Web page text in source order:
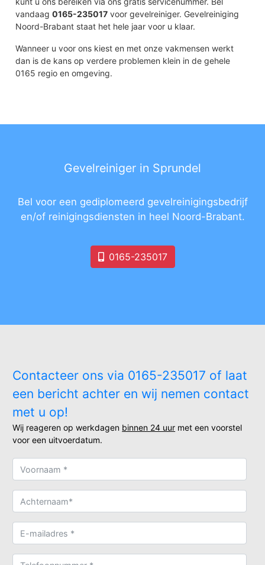
vandaag0165-235017 voor gevelreiniger. Gevelreiniging
Noord-Brabant staat het hele jaar voor u klaar.
Wanneer u voor ons kiest en met onze vakmensen werkt
dan is de kans op verdere problemen klein in de gehele
0165 regio en omgeving.
Gevelreiniger in Sprundel
Bel voor een gediplomeerd gevelreinigingsbedrijf
en/of reinigingsdiensten in heel Noord-Brabant.
0165-235017
Contacteer ons via 0165-235017 of laat
een bericht achter en wij nemen contact
met u op!
Wij reageren op werkdagen binnen 24 uur met een voorstel
voor een uitvoerdatum.